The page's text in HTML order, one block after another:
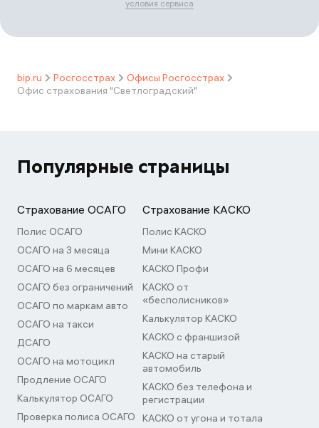
условия сервиса
bip.ru Росгосстрах
Офисы Росгосстрах
Офис страхования "Светлоградский"
Популярные страницы
Страхование ОСАГО
Полис ОСАГО
ОСАГО на 3 месяца
ОСАГО на 6 месяцев
ОСАГО без ограничений
ОСАГО по маркам авто
ОСАГО на такси
ДСАГО
ОСАГО на мотоцикл
Продление ОСАГО
Калькулятор ОСАГО
Проверка полиса ОСАГО
Страхование КАСКО
Полис КАСКО
Мини КАСКО
КАСКО Профи
КАСКО от
«бесполисников»
Калькулятор КАСКО
КАСКО с франшизой
КАСКО на старый
автомобиль
КАСКО без телефона и
регистрации
КАСКО от угона и тотала